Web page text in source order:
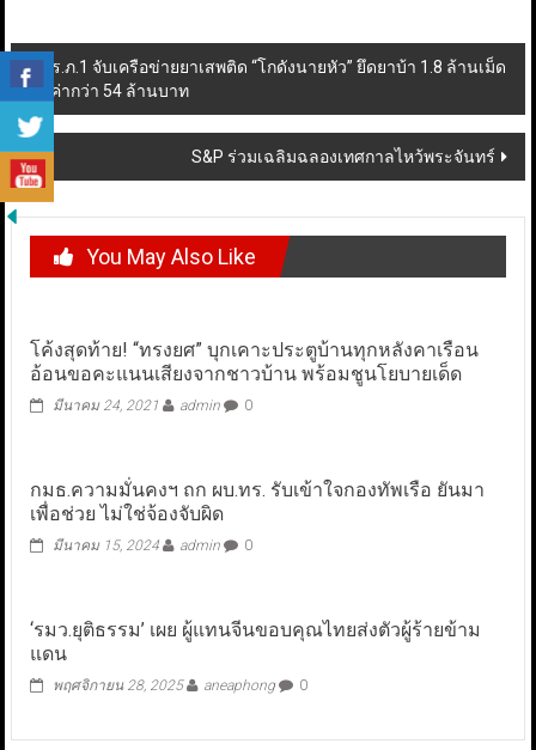
Post
navigation
ตร.ภ.1 จับเครือข่ายยาเสพติด “โกดังนายหัว” ยึดยาบ้า 1.8 ล้านเม็ด
มูลค่ากว่า 54 ล้านบาท
S&P ร่วมเฉลิมฉลองเทศกาลไหว้พระจันทร์
You May Also Like
โค้งสุดท้าย! “ทรงยศ” บุกเคาะประตูบ้านทุกหลังคาเรือน
อ้อนขอคะแนนเสียงจากชาวบ้าน พร้อมชูนโยบายเด็ด
มีนาคม 24, 2021 admin 0
กมธ.ความมั่นคงฯ ถก ผบ.ทร. รับเข้าใจกองทัพเรือ ยันมา
เพื่อช่วย ไม่ใช่จ้องจับผิด
มีนาคม 15, 2024 admin 0
‘รมว.ยุติธรรม’ เผย ผู้แทนจีนขอบคุณไทยส่งตัวผู้ร้ายข้าม
แดน
พฤศจิกายน 28, 2025 aneaphong 0